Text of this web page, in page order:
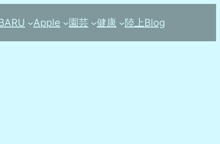
Apple 園芸 健康 陸上Blog